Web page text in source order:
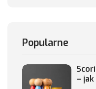
Popularne
–